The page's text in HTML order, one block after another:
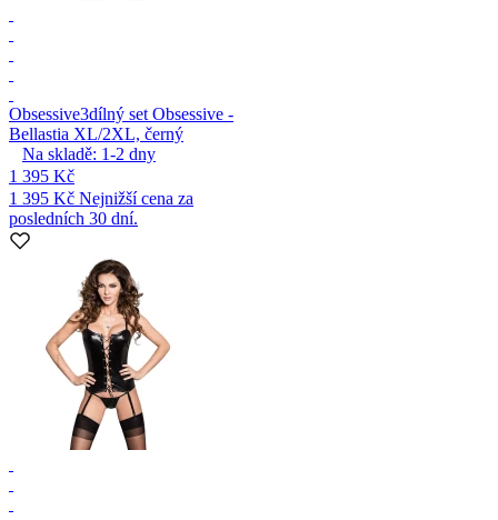
Obsessive3dílný set Obsessive -
Bellastia XL/2XL, černý
Na skladě: 1-2 dny
1 395 Kč
1 395 Kč Nejnižší cena za
posledních 30 dní.